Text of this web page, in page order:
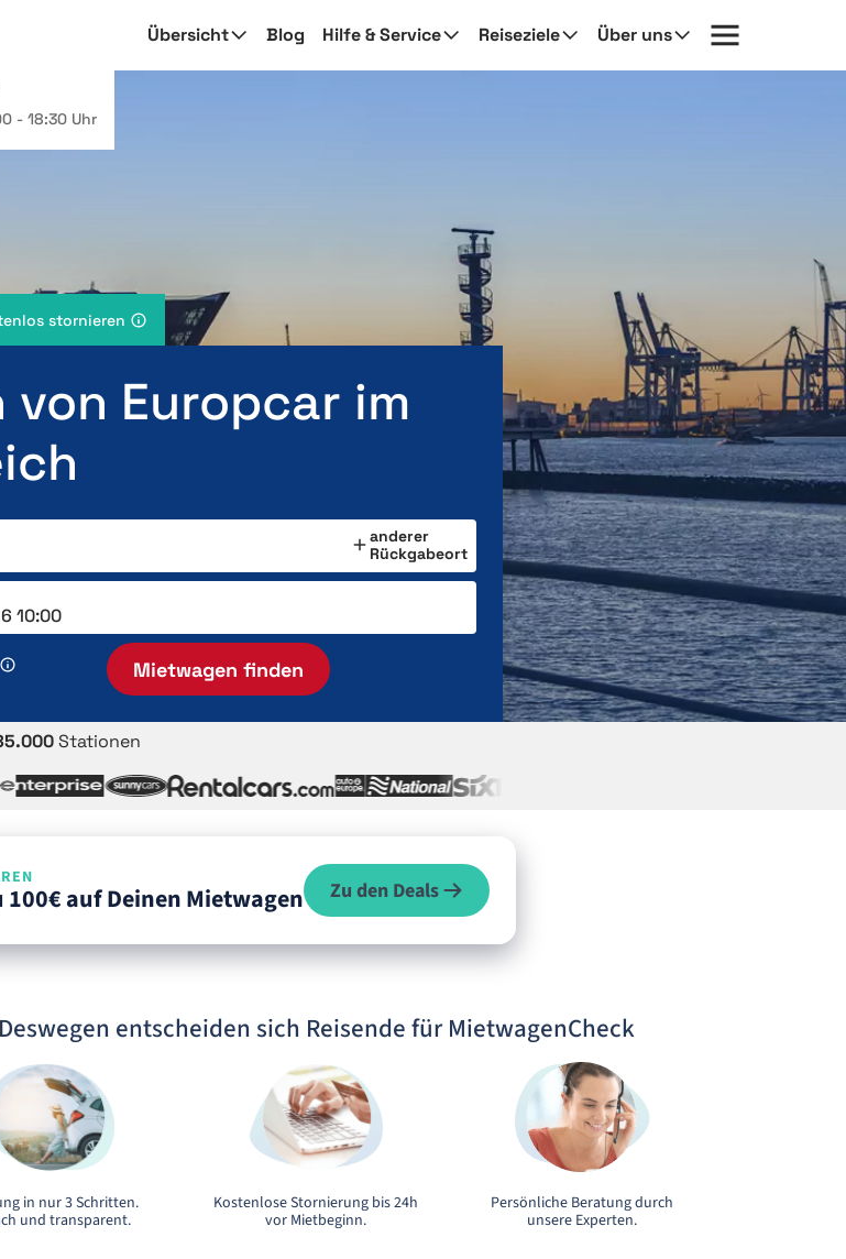
Übersicht Blog Hilfe & Service Reiseziele Über uns
- 18:30 Uhr
stornieren
Europcar im
anderer
Rückgabeort
Mietwagen finden
Stationen
100€ auf Deinen Mietwagen Zu den Deals
Deswegen entscheiden sich Reisende für MietwagenCheck
in nur 3 Schritten.
und transparent.
Kostenlose Stornierung bis 24h
vor Mietbeginn.
Persönliche Beratung durch
unsere Experten.